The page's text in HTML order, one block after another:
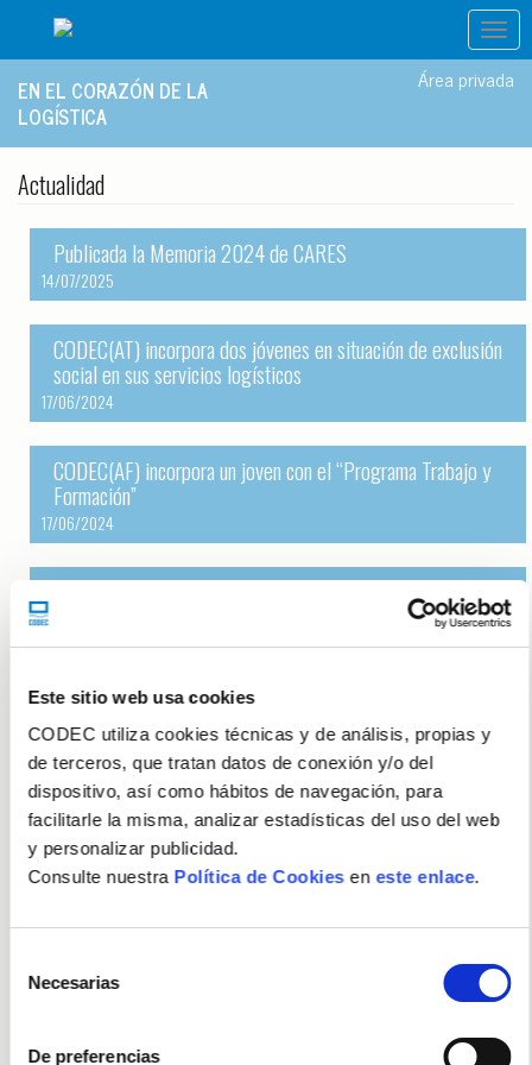
Este sitio web usa cookies
CODEC utiliza cookies técnicas y de análisis, propias y
de terceros, que tratan datos de conexión y/o del
dispositivo, así como hábitos de navegación, para
facilitarle la misma, analizar estadísticas del uso del web
y personalizar publicidad.
Consulte nuestra Política de Cookies en este enlace.
Necesarias
De preferencias
EN EL CORAZÓN DE LA
LOGÍSTICA
Área privada
Actualidad
Publicada la Memoria 2024 de CARES
14/07/2025
CODEC(AT) incorpora dos jóvenes en situación de exclusión
social en sus servicios logísticos
17/06/2024
CODEC(AF) incorpora un joven con el “Programa Trabajo y
Formación”
17/06/2024
Letreando 2024: las obras ganadoras de nuestro certamen
24/04/2024
Publicada 'Capaces', la memoria 2022 de Grup Social
CARES
16/10/2023
CODEC participa en una nueva edición del foro Emplea
Coslada
10/04/2023
Doce jóvenes en situación de exclusión social se incorporan
a los servicios logísticos de CODEC